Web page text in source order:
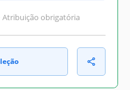
Atribuição obrigatória